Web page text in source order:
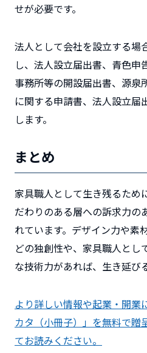
せが必要です。
法人として会社を設立する場
し、法人設立届出書、青色申
事務所等の開設届出書、源泉
に関する申請書、法人設立届
します。
まとめ
家具職人として生き残るため
だわりのある層への訴求力の
れています。デザイン力や素
どの独創性や、家具職人と
な技術力があれば、生き延び
より詳しい情報や起業・開業
カタ（小冊子）」を無料で贈
てお読みください。